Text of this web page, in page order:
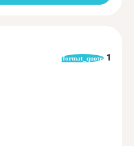
format_quote 1